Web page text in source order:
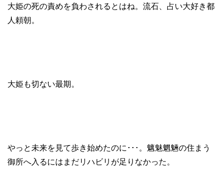
大姫の死の責めを負わされるとはね。流石、占い大好き都
人頼朝。
大姫も切ない最期。
やっと未来を見て歩き始めたのに･･･。魑魅魍魎の住まう
御所へ入るにはまだリハビリが足りなかった。